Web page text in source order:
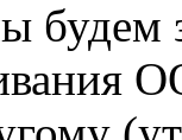
будем